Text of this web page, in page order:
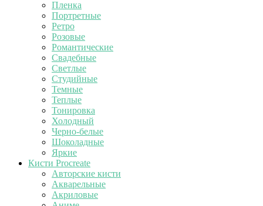
Пленка
Портретные
Ретро
Розовые
Романтические
Свадебные
Светлые
Студийные
Темные
Теплые
Тонировка
Холодный
Черно-белые
Шоколадные
Яркие
Кисти Procreate
Авторские кисти
Акварельные
Акриловые